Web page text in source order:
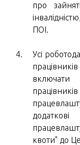
про
ПОІ.
Усі
включати
квоти" до